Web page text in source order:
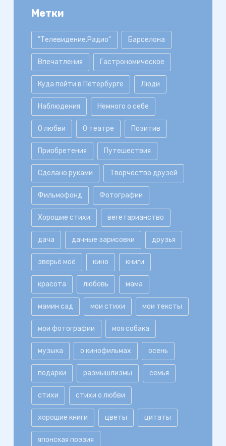
Метки
"Телевидение.Радио" Барселона
Впечатления Гастрономическое
Куда пойти в Петербурге Люди
Наблюдения Немного о себе
О любви О театре Позитив
Приобретения Путешествия
Сделано руками Творчество друзей
Фильмофонд Фотографии
Хорошие стихи вегетарианство
дача дачные зарисовки друзья
зверьё моё кино книги
красота любовь мама
мамин сад мои стихи мои тексты
мои фотографии моя собака
музыка о кинофильмах осень
подарки размышлизмы семья
стихи стихи о любви
хорошие книги цветы цитаты
японская поэзия